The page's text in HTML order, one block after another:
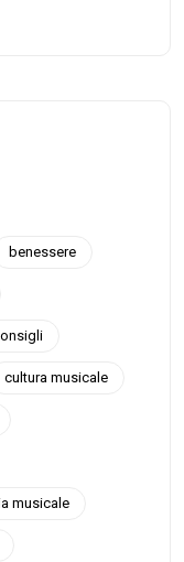
benessere
cultura musicale
musicale